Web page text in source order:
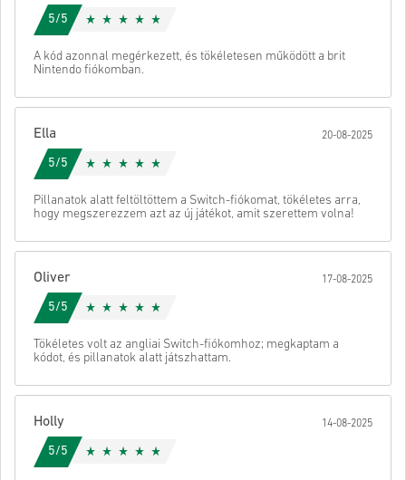
Nézd meg a gyors útmutatót fent, vagy kövesd az alábbi lépéseket
👇
• Válaszd ki a terméket
• Add meg az e-mail címed
• Fejezd be a rendelést
Ezután kapsz egy e-mailt egy biztonságos linkkel a kódod
eléréséhez.
Ön csak digitális terméket vásárol.
További információért tekintse meg
Ha bármilyen problémát tapasztal a vásárlás során, kérjük,
értesítsen bennünket aKapcsolatfelvételi űrlapunk
segítségével.
ezért eredetiek.
Letölthető tartalom vagy DLC-termékek – A kiegészítővel
való játékhoz rendelkezned kell az eredeti játékkal.
Egyes termékekhez több kódot is kaphat.
Adott Star:
Megszünteti Küld
5/5
A kód azonnal megérkezett, és tökéletesen működött a brit
Nintendo fiókomban.
Ella 20-08-2025
5/5
Pillanatok alatt feltöltöttem a Switch-fiókomat, tökéletes arra,
hogy megszerezzem azt az új játékot, amit szerettem volna!
Oliver 17-08-2025
5/5
Tökéletes volt az angliai Switch-fiókomhoz; megkaptam a
kódot, és pillanatok alatt játszhattam.
Holly 14-08-2025
5/5